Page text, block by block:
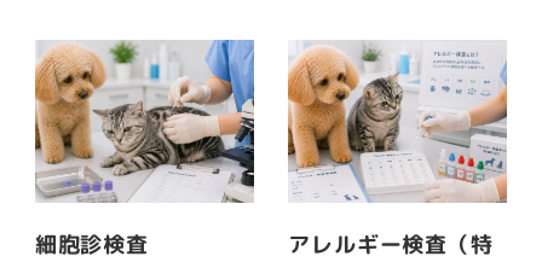
細胞診検査
アレルギー検査（特